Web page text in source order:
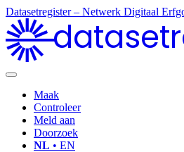
Datasetregister – Netwerk Digitaal
Maak
Controleer
Meld aan
Doorzoek
NL • EN